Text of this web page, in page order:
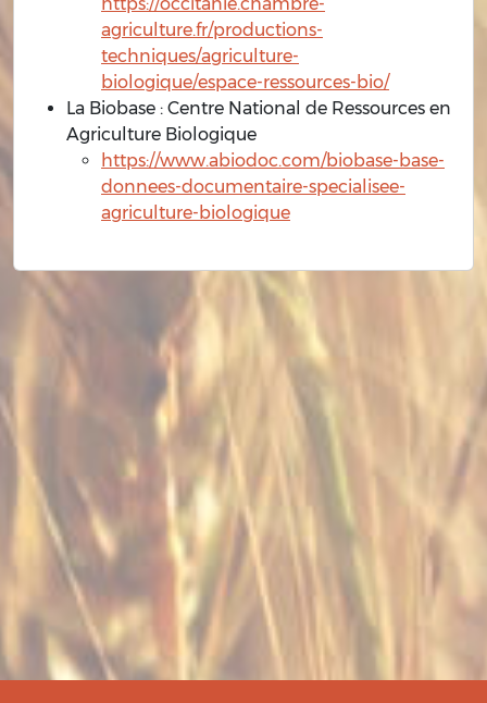
agriculture.fr/productions-
techniques/agriculture-
biologique/espace-ressources-bio/
La Biobase : Centre National de Ressources en
Agriculture Biologique
https://www.abiodoc.com/biobase-base-
donnees-documentaire-specialisee-
agriculture-biologique